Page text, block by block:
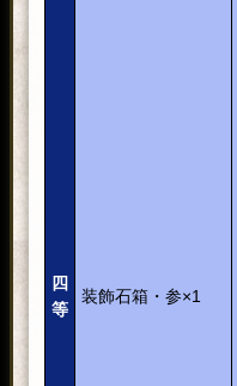
四
等
装飾石箱・参×1